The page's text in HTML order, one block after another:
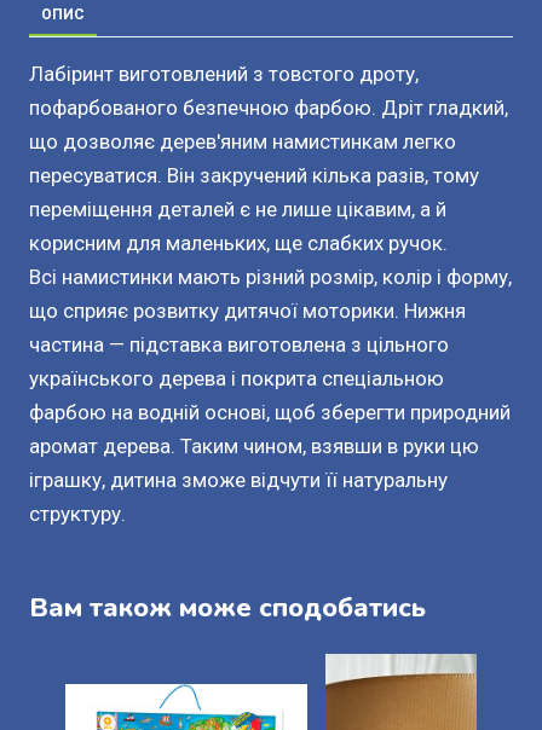
ОПИС
Лабіринт виготовлений з товстого дроту,
пофарбованого безпечною фарбою. Дріт гладкий,
що дозволяє дерев'яним намистинкам легко
пересуватися. Він закручений кілька разів, тому
переміщення деталей є не лише цікавим, а й
корисним для маленьких, ще слабких ручок.
Всі намистинки мають різний розмір, колір і форму,
що сприяє розвитку дитячої моторики. Нижня
частина — підставка виготовлена з цільного
українського дерева і покрита спеціальною
фарбою на водній основі, щоб зберегти природний
аромат дерева. Таким чином, взявши в руки цю
іграшку, дитина зможе відчути її натуральну
структуру.
Вам також може сподобатись